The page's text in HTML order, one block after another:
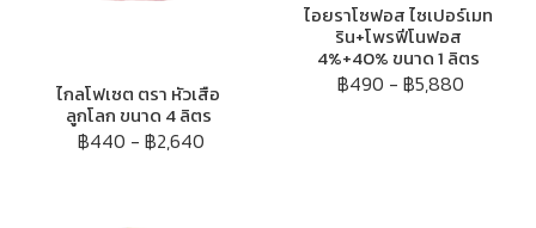
ไกลโฟเซต ตรา หัวเสือ
ลูกโลก ขนาด 4 ลิตร
฿440 - ฿2,640
ไอยราโซฟอส ไซเปอร์เมท
ริน+โพรฟีโนฟอส
4%+40% ขนาด 1 ลิตร
฿490 - ฿5,880